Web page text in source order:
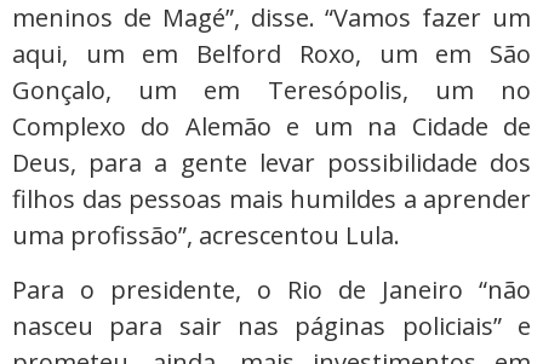
meninos de Magé”, disse. “Vamos fazer um
aqui, um em Belford Roxo, um em São
Gonçalo, um em Teresópolis, um no
Complexo do Alemão e um na Cidade de
Deus, para a gente levar possibilidade dos
filhos das pessoas mais humildes a aprender
uma profissão”, acrescentou Lula.
Para o presidente, o Rio de Janeiro “não
nasceu para sair nas páginas policiais” e